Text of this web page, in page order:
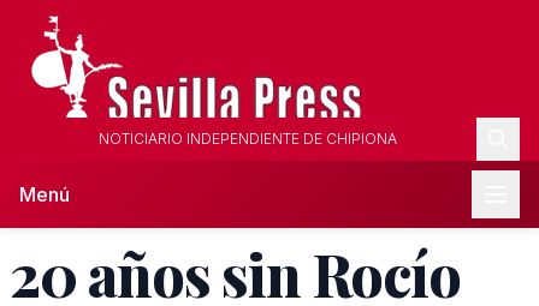
NOTICIARIO INDEPENDIENTE DE CHIPIONA
Menú
20 años sin Rocío